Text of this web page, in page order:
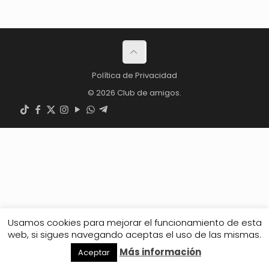
Política de Privacidad
© 2026 Club de amigos.
Usamos cookies para mejorar el funcionamiento de esta
web, si sigues navegando aceptas el uso de las mismas.
Aceptar Más información